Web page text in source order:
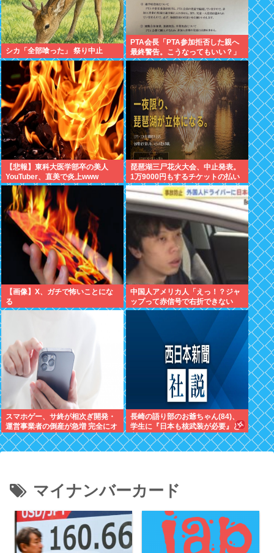
シカ「全部喰った」 祭り中止
PTA会長「PTA参加拒否した親へ
最終警告。こうなってもいい？」
（※画像あり）
【悲報】東科大医学部卒の美人
YouTuber、直美で炎上www
琵琶湖三尸花火大会、中止発表。
1万9000円もするチケットの払い
戻しは「法的専門家への相談を行
いながら」で確約せず
【画像】X、ガチで怖いことにな
る
中国人アメリカ人「えっ！？ジャ
ップって赤信号で右折できない
の？」
スマホゲー、サ終が相次ぎ開発・
運営事業者の倒産が急増 完全にオ
ワコンか
長崎の語り部のお爺ちゃん(84)、
学生に『日本も核武装が必要』と
言われびっくり
マイナンバーカード